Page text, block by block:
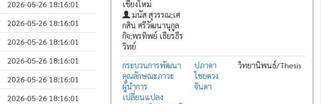
2026-05-26 18:16:01
2026-05-26 18:16:01
2026-05-26 18:16:01
2026-05-26 18:16:01
2026-05-26 18:16:01
2026-05-26 18:16:01
เชียงใหม่
มนัส สุวรรณ;เศ
กสิน ศรีวัฒนานุกูล
กิจ;พรทิพย์ เธียรธีร
วิทย์
กระบวนการพัฒนา
คุณลักษณะภาวะ
ผู้นำการ
เปลี่ยนแปลง
ปภาดา
ไชยดวง
จินดา
วิทยานิพนธ์/Thesis